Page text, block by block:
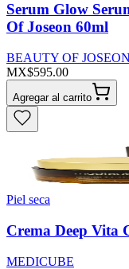
Serum Glow
Of Joseon 60ml
BEAUTY OF JOSEON
MX$595.00
Agregar al carrito
Piel seca
Crema Deep Vita
MEDICUBE